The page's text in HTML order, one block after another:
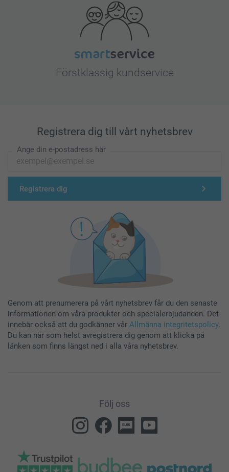
Förstklassig kundservice
Registrera dig till vårt nyhetsbrev
Ange din e-postadress här
Registrera dig
Genom att prenumerera på vårt nyhetsbrev får du den senaste
informationen om våra produkter och specialerbjudanden. Det
innebär också att du godkänner vår Allmänna integritetspolicy.
Du kan när som helst avregistrera dig genom att klicka på
länken som finns längst ned i alla våra nyhetsbrev.
Följ oss